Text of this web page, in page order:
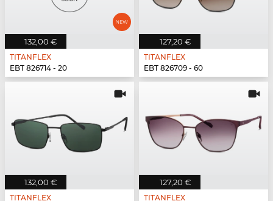
132,00 €
TITANFLEX
EBT 826714 - 20
127,20 €
TITANFLEX
EBT 826709 - 60
132,00 €
TITANFLEX
127,20 €
TITANFLEX